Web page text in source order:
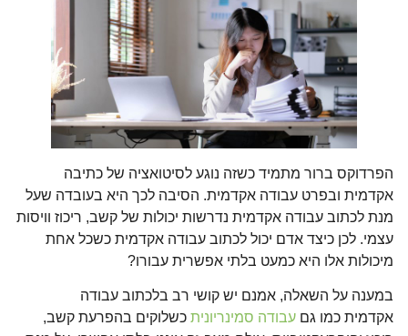
הפרדוקס ברור מתמיד כשזה נוגע לסיטואציה של כתיבה
אקדמית ובפרט עבודה אקדמית. הסיבה לכך היא בעובדה שעל
מנת לכתוב עבודה אקדמית נדרשות יכולות של קשב, ריכוז וויסות
עצמי. לכן כיצד אדם יכול לכתוב עבודה אקדמית כשכל אחת
מיכולות אלו היא כמעט בלתי אפשרית עבורו?
במענה על השאלה, אמנם יש קושי רב בלכתוב עבודה
אקדמית כמו גם עבודה סמינריונית כשלוקים בהפרעת קשב,